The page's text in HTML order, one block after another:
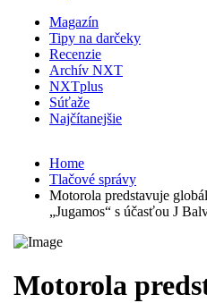
Magazín
Tipy na darčeky
Recenzie
Archív NXT
NXTplus
Súťaže
Najčítanejšie
Home
Tlačové správy
Motorola predstavuje
„Jugamos“ s účasťou J
Motorola